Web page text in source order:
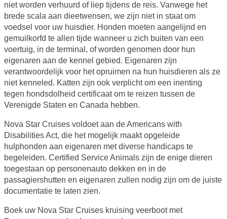
niet worden verhuurd of liep tijdens de reis. Vanwege het
brede scala aan dieetwensen, we zijn niet in staat om
voedsel voor uw huisdier. Honden moeten aangelijnd en
gemuilkorfd te allen tijde wanneer u zich buiten van een
voertuig, in de terminal, of worden genomen door hun
eigenaren aan de kennel gebied. Eigenaren zijn
verantwoordelijk voor het opruimen na hun huisdieren als ze
niet kenneled. Katten zijn ook verplicht om een inenting
tegen hondsdolheid certificaat om te reizen tussen de
Verenigde Staten en Canada hebben.
Nova Star Cruises voldoet aan de Americans with
Disabilities Act, die het mogelijk maakt opgeleide
hulphonden aan eigenaren met diverse handicaps te
begeleiden. Certified Service Animals zijn de enige dieren
toegestaan op personenauto dekken en in de
passagiershutten en eigenaren zullen nodig zijn om de juiste
documentatie te laten zien.
Boek uw Nova Star Cruises kruising veerboot met